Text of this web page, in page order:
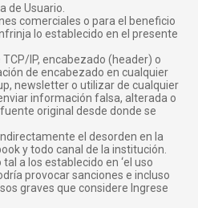
de Usuario.
comerciales o para el beneficio
lo establecido en el presente
IP, encabezado (header) o
de encabezado en cualquier
newsletter o utilizar de cualquier
información falsa, alterada o
original desde donde se
el desorden en la
y todo canal de la institución.
a los establecido en ‘el uso
provocar sanciones e incluso
graves que considere Ingrese